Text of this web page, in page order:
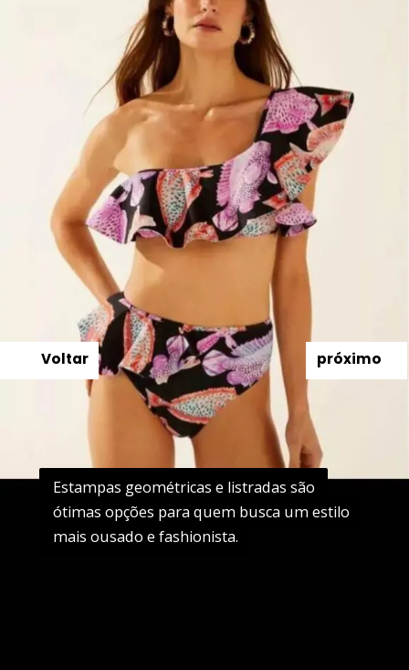
Estampas geométricas e listradas são
ótimas opções para quem busca um estilo
mais ousado e fashionista.
Estampas geométricas e listradas são
ótimas opções para quem busca um estilo
mais ousado e fashionista.
próximo
Voltar